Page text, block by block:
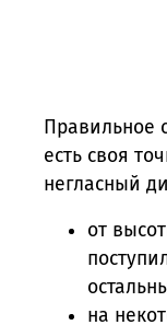
Правильное
есть своя
негласный
от
на